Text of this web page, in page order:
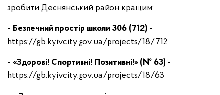
зробити Деснянський район кращим:
- Безпечний простір школи 306 (712) -
https://gb.kyivcity.gov.ua/projects/18/712
- «Здорові! Спортивні! Позитивні!» (№ 63) -
https://gb.kyivcity.gov.ua/projects/18/63